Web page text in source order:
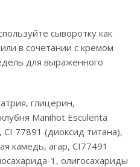
сыворотку как
в сочетании с кремом
для выраженного
глицерин,
Manihot Esculenta
77891 (диоксид титана),
камедь, агар, CI77491
1, олигосахариды